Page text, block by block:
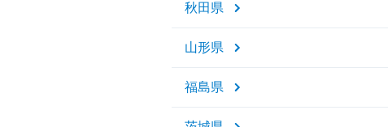
秋田県
山形県
福島県